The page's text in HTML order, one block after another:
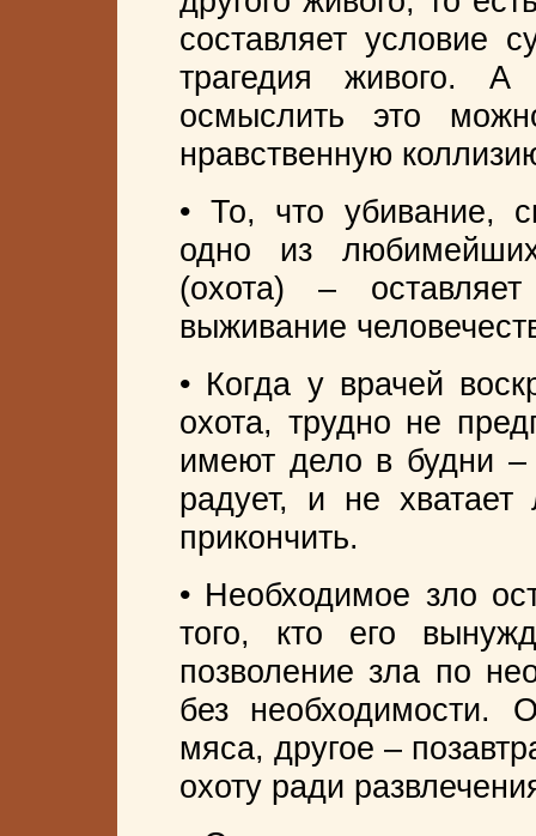
составляет условие
трагедия живого.
осмыслить это
нравственную
• То, что убивание,
одно из любимейших
(охота) –
выживание
• Когда у врачей
охота, трудно не
имеют дело в будни
радует, и не
прикончить.
• Необходимое зло
того, кто его
позволение зла по
без необходимости.
мяса, другое –
охоту ради